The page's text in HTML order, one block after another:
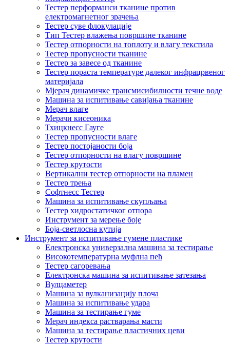
Тестер перформанси тканине против
електромагнетног зрачења
Тестер суве флокулације
Тип Тестер влажења површине тканине
Тестер отпорности на топлоту и влагу текстила
Тестер пропусности тканине
Тестер за завесе од тканине
Тестер пораста температуре далеког инфрацрвеног
материјала
Мјерач динамичке трансмисибилности течне воде
Машина за испитивање савијања тканине
Мерач влаге
Мерачи кисеоника
Тхицкнесс Гауге
Тестер пропусности влаге
Тестер постојаности боја
Тестер отпорности на влагу површине
Тестер крутости
Вертикални тестер отпорности на пламен
Тестер трења
Софтнесс Тестер
Машина за испитивање скупљања
Тестер хидростатичког отпора
Инструмент за мерење боје
Боја-светлосна кутија
Инструмент за испитивање гумене пластике
Електронска универзална машина за тестирање
Високотемпературна муфлна пећ
Тестер сагоревања
Електронска машина за испитивање затезања
Вулцаметер
Машина за вулканизацију плоча
Машина за испитивање удара
Машина за тестирање гуме
Мерач индекса растварања масти
Машина за тестирање пластичних цеви
Тестер крутости